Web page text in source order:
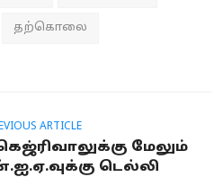
தற்கொலை
ARTICLE
மேலும்
டெல்லி